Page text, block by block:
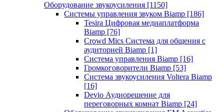
Оборудование звукоусиления [1150]
Системы управления звуком Biamp [186]
Tesira Цифровая медиаплатформа
Biamp [76]
Crowd Mics Система для общения с
аудиторией Biamp [1]
Система управления Biamp [16]
Громкоговорители Biamp [53]
Система звукоусиления Voltera Biamp
[16]
Devio Аудиорешение для
переговорных комнат Biamp [24]